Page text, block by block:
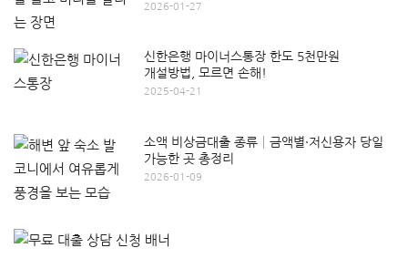
2026-01-27
신한은행 마이너스통장 한도 5천만원
개설방법, 모르면 손해!
2025-04-21
소액 비상금대출 종류│금액별·저신용자 당일
가능한 곳 총정리
2026-01-09